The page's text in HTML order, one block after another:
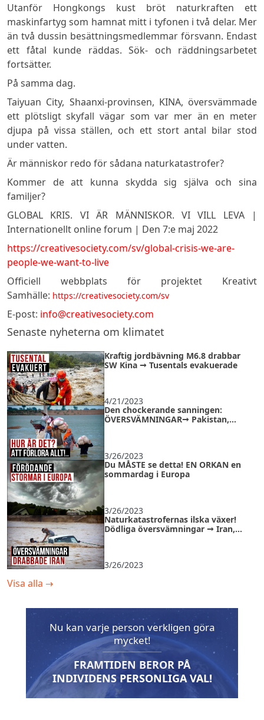
Utanför Hongkongs kust bröt naturkraften ett
maskinfartyg som hamnat mitt i tyfonen i två delar. Mer
än två dussin besättningsmedlemmar försvann. Endast
ett fåtal kunde räddas. Sök- och räddningsarbetet
fortsätter.
På samma dag.
Taiyuan City, Shaanxi-provinsen, KINA, översvämmade
ett plötsligt skyfall vägar som var mer än en meter
djupa på vissa ställen, och ett stort antal bilar stod
under vatten.
Är människor redo för sådana naturkatastrofer?
Kommer de att kunna skydda sig själva och sina
familjer?
GLOBAL KRIS. VI ÄR MÄNNISKOR. VI VILL LEVA |
Internationellt online forum | Den 7:e maj 2022
https://creativesociety.com/sv/global-crisis-we-are-
people-we-want-to-live
Officiell webbplats för projektet Kreativt
Samhälle: https://creativesociety.com/sv
E-post: info@creativesociety.com
Senaste nyheterna om klimatet
Kraftig jordbävning M6.8 drabbar
SW Kina → Tusentals evakuerade
4/21/2023
Den chockerande sanningen:
ÖVERSVÄMNINGAR→ Pakistan,
3/26/2023
Du MÅSTE se detta! EN ORKAN en
sommardag i Europa
3/26/2023
Naturkatastrofernas ilska växer!
Dödliga översvämningar → Iran,
3/26/2023
Visa alla →
Nu kan varje person verkligen göra
mycket!
FRAMTIDEN BEROR PÅ
INDIVIDENS PERSONLIGA VAL!